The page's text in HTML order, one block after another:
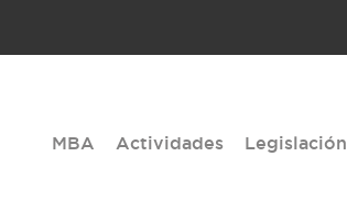
MBA Actividades Legislación